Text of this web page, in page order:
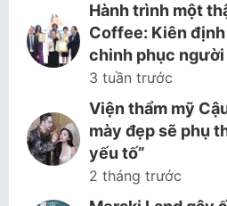
Hành trình một
Coffee: Kiên
chinh phục
3 tuần trước
Viện thẩm mỹ
mày đẹp sẽ phụ
yếu tố”
2 tháng trước